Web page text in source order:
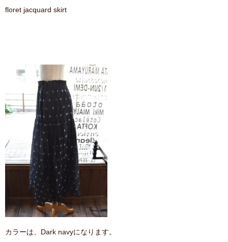
floret jacquard skirt
カラーは、Dark navyになります。